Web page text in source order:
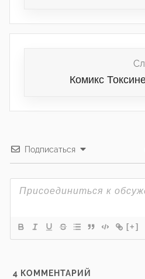
Комикс
Подписаться
[+]
4 КОММЕНТАРИЙ